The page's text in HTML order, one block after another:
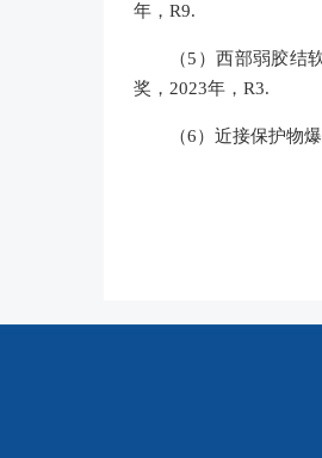
年，R9.
（5）西部弱胶结
奖，2023年，R3.
（6）近接保护物